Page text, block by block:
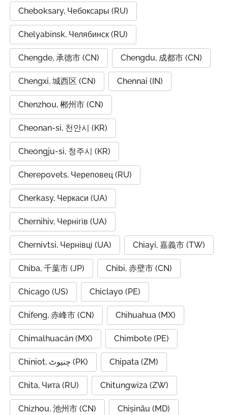
Cheboksary, Чебоксары (RU)
Chelyabinsk, Челябинск (RU)
Chengde, 承德市 (CN) Chengdu, 成都市 (CN)
Chengxi, 城西区 (CN) Chennai (IN)
Chenzhou, 郴州市 (CN)
Cheonan-si, 천안시 (KR)
Cheongju-si, 청주시 (KR)
Cherepovets, Череповец (RU)
Cherkasy, Черкаси (UA)
Chernihiv, Чернігів (UA)
Chernivtsi, Чернівці (UA) Chiayi, 嘉義市 (TW)
Chiba, 千葉市 (JP) Chibi, 赤壁市 (CN)
Chicago (US) Chiclayo (PE)
Chifeng, 赤峰市 (CN) Chihuahua (MX)
Chimalhuacán (MX) Chimbote (PE)
Chiniot, چنیوٹ (PK) Chipata (ZM)
Chita, Чита (RU) Chitungwiza (ZW)
Chizhou, 池州市 (CN) Chișinău (MD)